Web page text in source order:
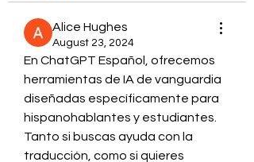
Alice Hughes
August 23, 2024
En ChatGPT Español, ofrecemos
herramientas de IA de vanguardia
diseñadas específicamente para
hispanohablantes y estudiantes.
Tanto si buscas ayuda con la
traducción, como si quieres